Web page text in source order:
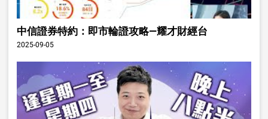
中信證券特約：即市輪證攻略—耀才財經台
2025-09-05